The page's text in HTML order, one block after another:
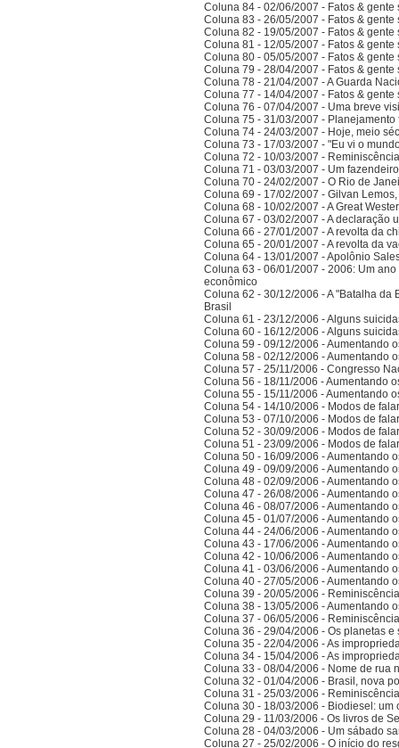
Coluna 84 - 02/06/2007 - Fatos &
Coluna 83 - 26/05/2007 - Fatos &
Coluna 82 - 19/05/2007 - Fatos &
Coluna 81 - 12/05/2007 - Fatos &
Coluna 80 - 05/05/2007 - Fatos &
Coluna 79 - 28/04/2007 - Fatos &
Coluna 78 - 21/04/2007 - A Guarda
Coluna 77 - 14/04/2007 - Fatos &
Coluna 76 - 07/04/2007 - Uma breve
Coluna 75 - 31/03/2007 -
Coluna 74 - 24/03/2007 - Hoje, meio
Coluna 73 - 17/03/2007 - "Eu vi o
Coluna 72 - 10/03/2007 -
Coluna 71 - 03/03/2007 - Um
Coluna 70 - 24/02/2007 - O Rio de
Coluna 69 - 17/02/2007 - Gilvan
Coluna 68 - 10/02/2007 - A Great
Coluna 67 - 03/02/2007 - A declaração
Coluna 66 - 27/01/2007 - A revolta da
Coluna 65 - 20/01/2007 - A revolta da
Coluna 64 - 13/01/2007 - Apolônio
Coluna 63 - 06/01/2007 - 2006: Um
econômico
Coluna 62 - 30/12/2006 - A "Batalha
Brasil
Coluna 61 - 23/12/2006 - Alguns
Coluna 60 - 16/12/2006 - Alguns
Coluna 59 - 09/12/2006 - Aumentando
Coluna 58 - 02/12/2006 - Aumentando
Coluna 57 - 25/11/2006 - Congresso
Coluna 56 - 18/11/2006 - Aumentando
Coluna 55 - 15/11/2006 - Aumentando
Coluna 54 - 14/10/2006 - Modos de
Coluna 53 - 07/10/2006 - Modos de
Coluna 52 - 30/09/2006 - Modos de
Coluna 51 - 23/09/2006 - Modos de
Coluna 50 - 16/09/2006 - Aumentando
Coluna 49 - 09/09/2006 - Aumentando
Coluna 48 - 02/09/2006 - Aumentando
Coluna 47 - 26/08/2006 - Aumentando
Coluna 46 - 08/07/2006 - Aumentando
Coluna 45 - 01/07/2006 - Aumentando
Coluna 44 - 24/06/2006 - Aumentando
Coluna 43 - 17/06/2006 - Aumentando
Coluna 42 - 10/06/2006 - Aumentando
Coluna 41 - 03/06/2006 - Aumentando
Coluna 40 - 27/05/2006 - Aumentando
Coluna 39 - 20/05/2006 -
Coluna 38 - 13/05/2006 - Aumentando
Coluna 37 - 06/05/2006 -
Coluna 36 - 29/04/2006 - Os planetas e
Coluna 35 - 22/04/2006 - As
Coluna 34 - 15/04/2006 - As
Coluna 33 - 08/04/2006 - Nome de rua
Coluna 32 - 01/04/2006 - Brasil, nova
Coluna 31 - 25/03/2006 -
Coluna 30 - 18/03/2006 - Biodiesel:
Coluna 29 - 11/03/2006 - Os livros de
Coluna 28 - 04/03/2006 - Um sábado
Coluna 27 - 25/02/2006 - O início do